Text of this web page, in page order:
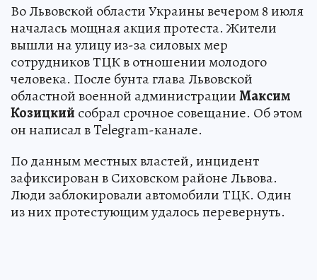
Во Львовской области Украины вечером 8 июля
началась мощная акция протеста. Жители
вышли на улицу из-за силовых мер
сотрудников ТЦК в отношении молодого
человека. После бунта глава Львовской
областной военной администрацииМаксим
Козицкий собрал срочное совещание. Об этом
он написал в Telegram-канале.
По данным местных властей, инцидент
зафиксирован в Сиховском районе Львова.
Люди заблокировали автомобили ТЦК. Один
из них протестующим удалось перевернуть.